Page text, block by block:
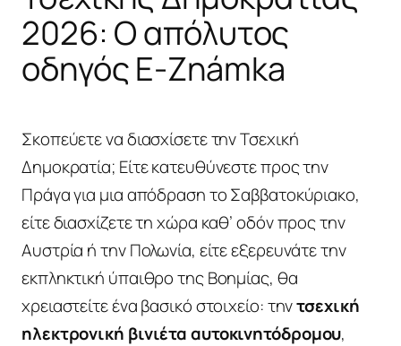
2026: Ο απόλυτος
οδηγός E-Známka
Σκοπεύετε να διασχίσετε την Τσεχική
Δημοκρατία; Είτε κατευθύνεστε προς την
Πράγα για μια απόδραση το Σαββατοκύριακο,
είτε διασχίζετε τη χώρα καθ’ οδόν προς την
Αυστρία ή την Πολωνία, είτε εξερευνάτε την
εκπληκτική ύπαιθρο της Βοημίας, θα
χρειαστείτε ένα βασικό στοιχείο: τηντσεχική
ηλεκτρονική βινιέτα αυτοκινητόδρομου,